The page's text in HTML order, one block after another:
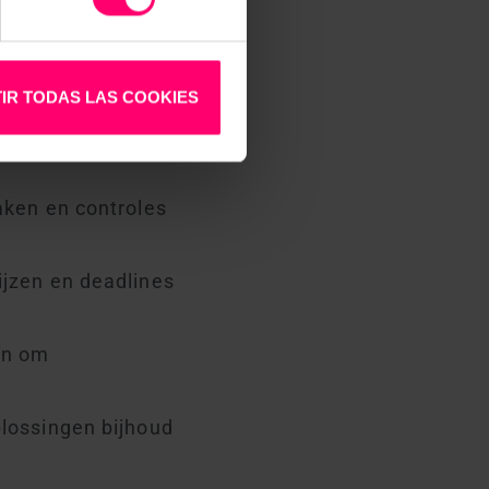
TODAS LAS COOKIES
en
uw werknemers
en controles
en deadlines
om
bijhoud